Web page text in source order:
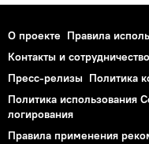
О проекте Правила
Контакты и сотрудничество
Пресс-релизы Политика
Политика использования
логирования
Правила применения